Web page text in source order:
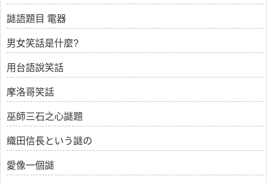
謎語題目 電器
男女笑話是什麼?
用台語說笑話
摩洛哥笑話
巫師三石之心謎題
織田信長という謎の
愛像一個謎